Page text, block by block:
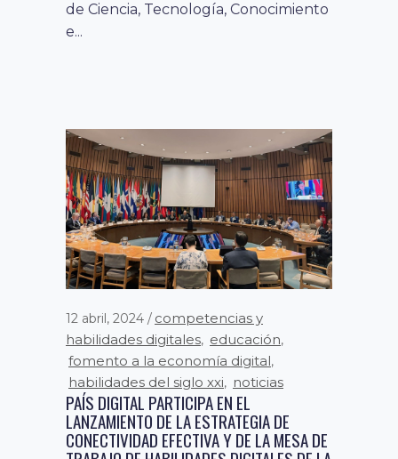
de Ciencia, Tecnología, Conocimiento
e...
12 abril, 2024
competencias y
habilidades digitales, educación,
fomento a la economía digital,
habilidades del siglo xxi, noticias
PAÍS DIGITAL PARTICIPA EN EL
LANZAMIENTO DE LA ESTRATEGIA DE
CONECTIVIDAD EFECTIVA Y DE LA MESA DE